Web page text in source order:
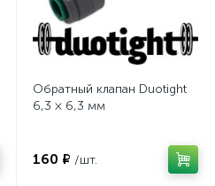
Обратный клапан Duotight
6,3 × 6,3 мм
160 ₽ /шт.